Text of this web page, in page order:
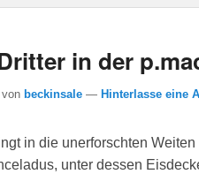
in der
von beckinsale — Hinterlasse eine
in die unerforschten
unter dessen